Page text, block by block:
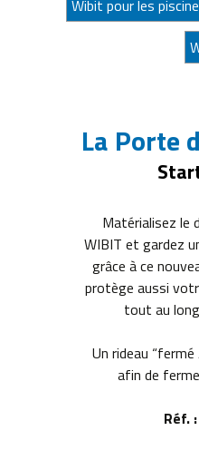
Wibit pour les
La Porte
Matérialisez le
WIBIT et gardez
grâce à ce
protège aussi
tout au
Un rideau
afin de
Réf.